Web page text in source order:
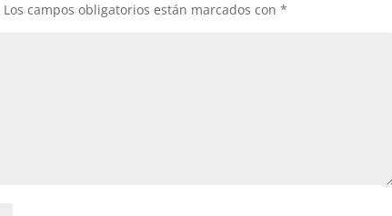
Los campos obligatorios están marcados con*